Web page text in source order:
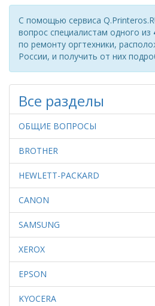
С помощью сервиса
вопрос специалистам одного из
по ремонту оргтехники,
России, и получить от них
Все разделы
ОБЩИЕ ВОПРОСЫ
BROTHER
HEWLETT-PACKARD
CANON
SAMSUNG
XEROX
EPSON
KYOCERA